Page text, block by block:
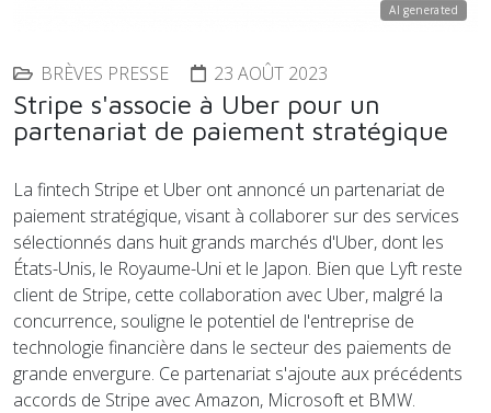
AI generated
BRÈVES PRESSE 23 AOÛT 2023
Stripe s'associe à Uber pour un
partenariat de paiement stratégique
La fintech Stripe et Uber ont annoncé un partenariat de
paiement stratégique, visant à collaborer sur des services
sélectionnés dans huit grands marchés d'Uber, dont les
États-Unis, le Royaume-Uni et le Japon. Bien que Lyft reste
client de Stripe, cette collaboration avec Uber, malgré la
concurrence, souligne le potentiel de l'entreprise de
technologie financière dans le secteur des paiements de
grande envergure. Ce partenariat s'ajoute aux précédents
accords de Stripe avec Amazon, Microsoft et BMW.